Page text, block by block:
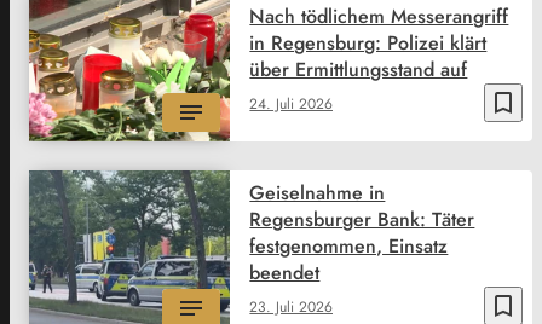
bookmark_border
24. Juli 2026
Nach tödlichem Messerangriff
in Regensburg: Polizei klärt
über Ermittlungsstand auf
bookmark_border
23. Juli 2026
Geiselnahme in
Regensburger Bank: Täter
festgenommen, Einsatz
beendet